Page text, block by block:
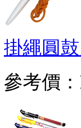
掛繩圓
參考價：